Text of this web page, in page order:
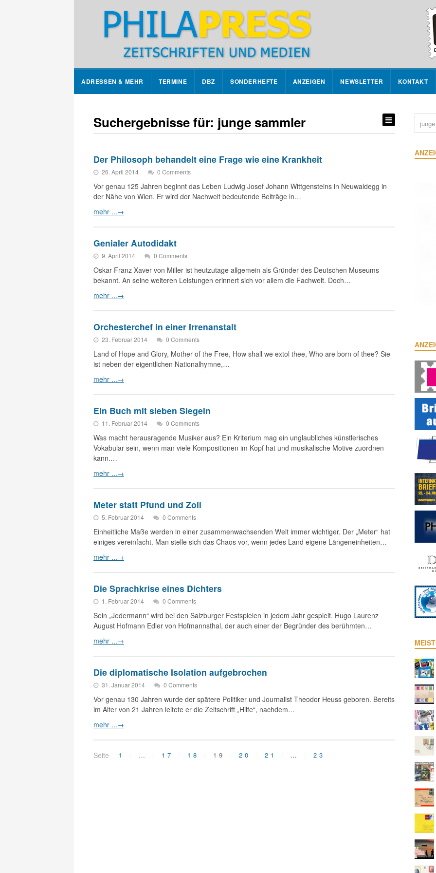
ADRESSEN & MEHR TERMINE DBZ SONDERHEFTE ANZEIGEN NEWSLETTER KONTAKT
Suchergebnisse für: junge sammler
Der Philosoph behandelt eine Frage wie eine Krankheit
26. April 2014 0 Comments
Vor genau 125 Jahren beginnt das Leben Ludwig Josef Johann Wittgensteins in Neuwaldegg in
der Nähe von Wien. Er wird der Nachwelt bedeutende Beiträge in…
mehr ...→
Genialer Autodidakt
9. April 2014 0 Comments
Oskar Franz Xaver von Miller ist heutzutage allgemein als Gründer des Deutschen Museums
bekannt. An seine weiteren Leistungen erinnert sich vor allem die Fachwelt. Doch…
mehr ...→
Orchesterchef in einer Irrenanstalt
23. Februar 2014 0 Comments
Land of Hope and Glory, Mother of the Free, How shall we extol thee, Who are born of thee? Sie
ist neben der eigentlichen Nationalhymne,…
mehr ...→
Ein Buch mit sieben Siegeln
11. Februar 2014 0 Comments
Was macht herausragende Musiker aus? Ein Kriterium mag ein unglaubliches künstlerisches
Vokabular sein, wenn man viele Kompositionen im Kopf hat und musikalische Motive zuordnen
kann.…
mehr ...→
Meter statt Pfund und Zoll
5. Februar 2014 0 Comments
Einheitliche Maße werden in einer zusammenwachsenden Welt immer wichtiger. Der „Meter“ hat
einiges vereinfacht. Man stelle sich das Chaos vor, wenn jedes Land eigene Längeneinheiten…
mehr ...→
Die Sprachkrise eines Dichters
1. Februar 2014 0 Comments
Sein „Jedermann“ wird bei den Salzburger Festspielen in jedem Jahr gespielt. Hugo Laurenz
August Hofmann Edler von Hofmannsthal, der auch einer der Begründer des berühmten…
mehr ...→
Die diplomatische Isolation aufgebrochen
31. Januar 2014 0 Comments
Vor genau 130 Jahren wurde der spätere Politiker und Journalist Theodor Heuss geboren. Bereits
im Alter von 21 Jahren leitete er die Zeitschrift „Hilfe“, nachdem…
mehr ...→
Seite 1 … 17 18 19 20 21 … 23